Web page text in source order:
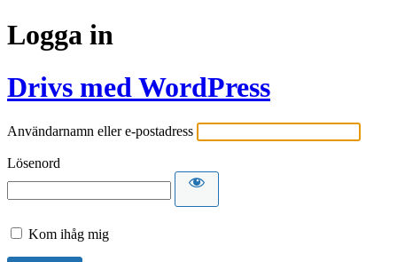
Logga in
Drivs med WordPress
Användarnamn eller e-postadress
Lösenord
Kom ihåg mig